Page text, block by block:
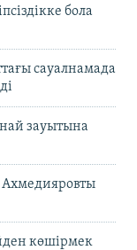
бола
сауалнамада
зауытына
Ахмедияровты
көшірмек